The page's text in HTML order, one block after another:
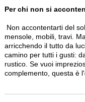
Per chi non si
Non accontentarti del
mensole, mobili, travi.
arricchendo il tutto da
camino per tutti i gusti:
rustico. Se vuoi
complemento, questa è